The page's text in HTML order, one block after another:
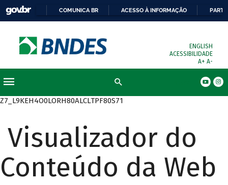
COMUNICA BR ACESSO À INFORMAÇÃO
ENGLISH
ACESSIBILIDADE
A+ A-
Z7_L9KEH4O0LORH80ALCLTPF80S71
Visualizador do
Conteúdo da Web